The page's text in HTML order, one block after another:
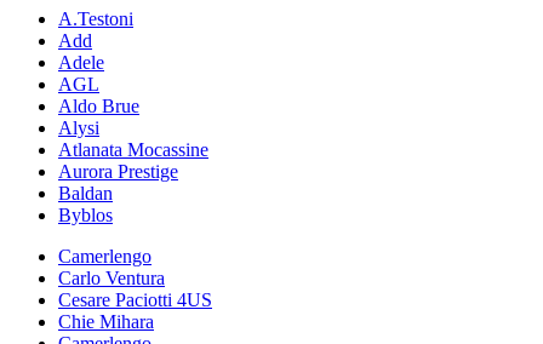
A.Testoni
Add
Adele
AGL
Aldo Brue
Alysi
Atlanata Mocassine
Aurora Prestige
Baldan
Byblos
Camerlengo
Carlo Ventura
Cesare Paciotti 4US
Chie Mihara